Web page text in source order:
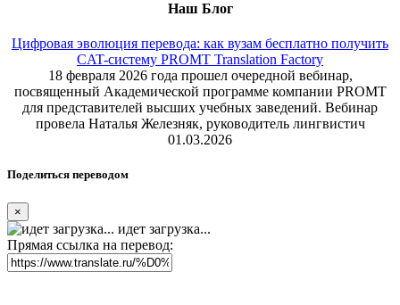
Наш Блог
Цифровая эволюция перевода: как вузам бесплатно получить
CAT-систему PROMT Translation Factory
18 февраля 2026 года прошел очередной вебинар,
посвященный Академической программе компании PROMT
для представителей высших учебных заведений. Вебинар
провела Наталья Железняк, руководитель лингвистич
01.03.2026
Поделиться переводом
×
идет загрузка...
Прямая ссылка на перевод: